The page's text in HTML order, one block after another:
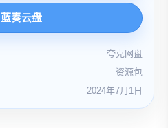
蓝奏云盘
夸克网盘
资源包
2024年7月1日